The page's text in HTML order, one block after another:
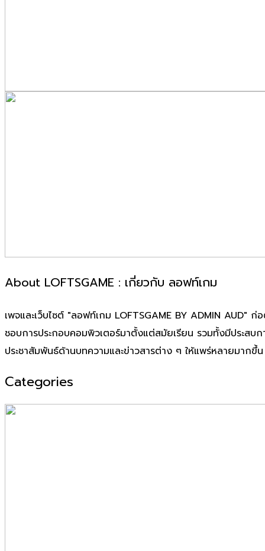
About LOFTSGAME : เกี่ยวกับ ลอฟท์เกม
เพจและเว็บไซต์ "ลอฟท์เกม LOFTSGAME BY ADMIN
ชอบการประกอบคอมพิวเตอร์มาตั้งแต่สมัยเรียน รวมทั้งมีประสบ
ประชาสัมพันธ์ด้านบทความและข่าวสารต่าง ๆ ให้แพร่หลายมากขึ้น
Categories